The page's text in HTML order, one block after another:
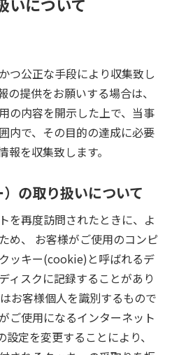
つ公正な手段により収集致し
の提供をお願いする場合は、
の内容を開示した上で、当事
内で、その目的の達成に必要
報を収集致します。
の取り扱いについて
を再度訪問されたときに、よ
め、 お客様がご使用のコンピ
ッキー(cookie)と呼ばれるデ
ィスクに記録することがあり
お客様個人を識別するもので
ご使用になるインターネット
定を変更することにより、